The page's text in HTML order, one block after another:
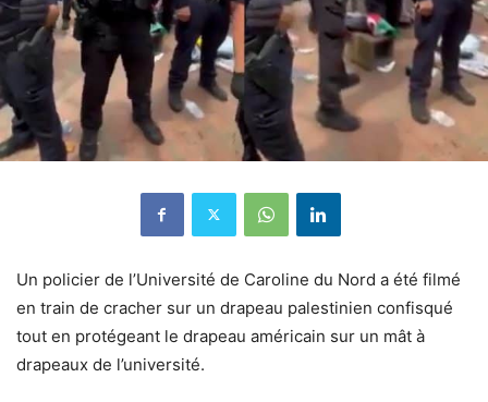
Un policier de l’Université de Caroline du Nord a été filmé
en train de cracher sur un drapeau palestinien confisqué
tout en protégeant le drapeau américain sur un mât à
drapeaux de l’université.